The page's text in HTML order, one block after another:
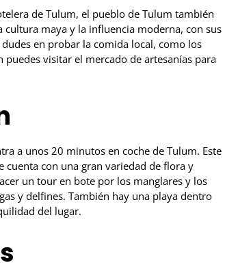
de Tulum, el pueblo de Tulum también
maya y la influencia moderna, con sus
en probar la comida local, como los
visitar el mercado de artesanías para
a unos 20 minutos en coche de Tulum. Este
cuenta con una gran variedad de flora y
un tour en bote por los manglares y los
y delfines. También hay una playa dentro
del lugar.